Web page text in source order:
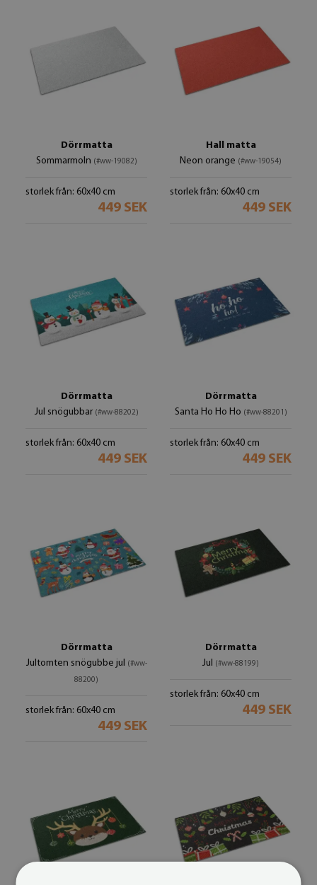
Dörrmatta
Sommarmoln (#ww-19082)
storlek från: 60x40 cm
449 SEK
Hall matta
Neon orange (#ww-19054)
storlek från: 60x40 cm
449 SEK
Dörrmatta
Jul snögubbar (#ww-88202)
storlek från: 60x40 cm
449 SEK
Dörrmatta
Santa Ho Ho Ho (#ww-88201)
storlek från: 60x40 cm
449 SEK
Dörrmatta
Jultomten snögubbe jul (#ww-
88200)
storlek från: 60x40 cm
449 SEK
Dörrmatta
Jul (#ww-88199)
storlek från: 60x40 cm
449 SEK